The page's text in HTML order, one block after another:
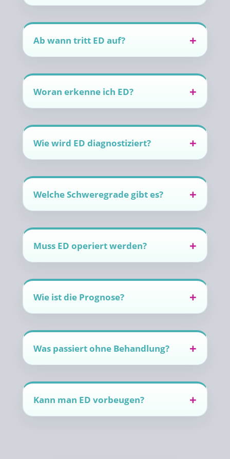
Ab wann tritt ED auf?
Woran erkenne ich ED?
Wie wird ED diagnostiziert?
Welche Schweregrade gibt es?
Muss ED operiert werden?
Wie ist die Prognose?
Was passiert ohne Behandlung?
Kann man ED vorbeugen?